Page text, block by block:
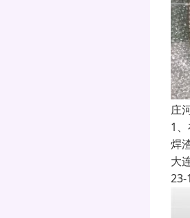
庄
1
焊
大
23-